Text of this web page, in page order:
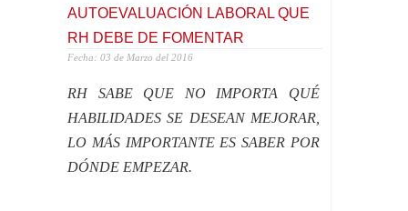
AUTOEVALUACIÓN LABORAL QUE
RH DEBE DE FOMENTAR
Fecha: 03 de Marzo del 2016
RH SABE QUE NO IMPORTA QUÉ
HABILIDADES SE DESEAN MEJORAR,
LO MÁS IMPORTANTE ES SABER POR
DÓNDE EMPEZAR.